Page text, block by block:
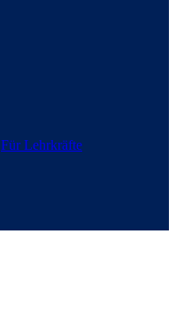
Für Lehrkräfte